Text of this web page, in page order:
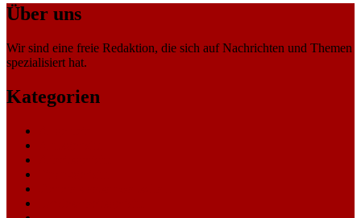
Über uns
Wir sind eine freie Redaktion, die sich auf Nachrichten und Themen
spezialisiert hat.
Kategorien